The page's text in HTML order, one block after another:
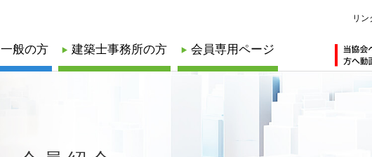
一般の方 建築士事務所の方 会員専用ページ
リン